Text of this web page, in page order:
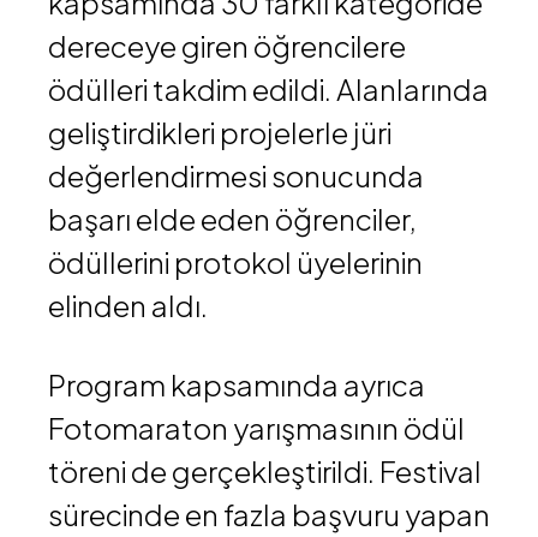
dereceye giren öğrencilere
ödülleri takdim edildi. Alanlarında
geliştirdikleri projelerle jüri
değerlendirmesi sonucunda
başarı elde eden öğrenciler,
ödüllerini protokol üyelerinin
elinden aldı.
Program kapsamında ayrıca
Fotomaraton yarışmasının ödül
töreni de gerçekleştirildi. Festival
sürecinde en fazla başvuru yapan